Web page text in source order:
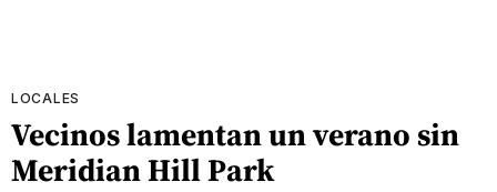
LOCALES
Vecinos lamentan un verano sin
Meridian Hill Park